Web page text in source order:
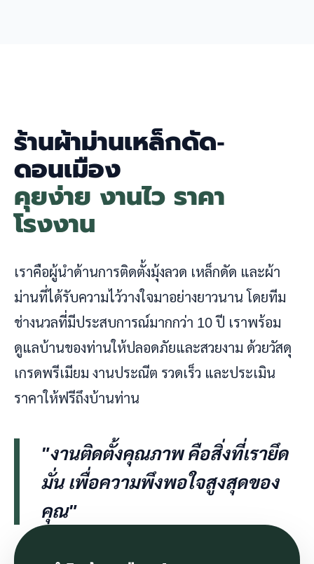
ร้านผ้าม่านเหล็กดัด-
ดอนเมือง
คุยง่าย งานไว ราคา
โรงงาน
เราคือผู้นำด้านการติดตั้งมุ้งลวด เหล็กดัด และผ้า
ม่านที่ได้รับความไว้วางใจมาอย่างยาวนาน โดยทีม
ช่างนวลที่มีประสบการณ์มากกว่า 10 ปี เราพร้อม
ดูแลบ้านของท่านให้ปลอดภัยและสวยงาม ด้วยวัสดุ
เกรดพรีเมียม งานประณีต รวดเร็ว และประเมิน
ราคาให้ฟรีถึงบ้านท่าน
"งานติดตั้งคุณภาพ คือสิ่งที่เรายึด
มั่น เพื่อความพึงพอใจสูงสุดของ
คุณ"